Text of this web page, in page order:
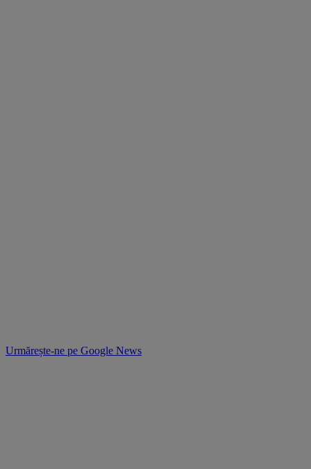
Urmărește-ne pe Google News